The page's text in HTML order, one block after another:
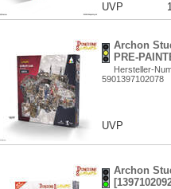
UVP
Archon
PRE-
Hersteller-
5901397102078
UVP
Archon